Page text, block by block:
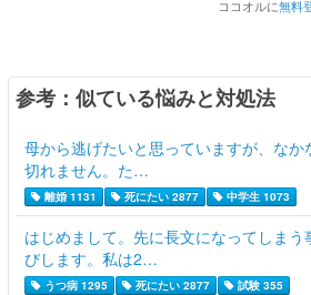
ココオルに無料
参考：似ている悩みと対処法
母から逃げたいと思っていますが、なか
切れません。た…
離婚 1131 死にたい 2877 中学生 1073
はじめまして。先に長文になってしまう
びします。私は2…
うつ病 1295 死にたい 2877 試験 355